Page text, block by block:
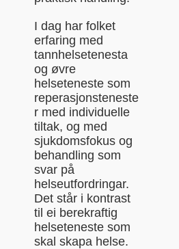
I dag har folket
erfaring med
tannhelsetenesta
og øvre
helseteneste som
reperasjonsteneste
r med individuelle
tiltak, og med
sjukdomsfokus og
behandling som
svar på
helseutfordringar.
Det står i kontrast
til ei berekraftig
helseteneste som
skal skapa helse.